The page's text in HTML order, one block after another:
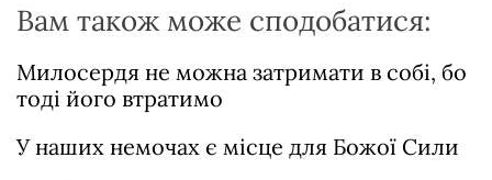
Вам також може сподобатися:
Милосердя не можна затримати в собі, бо
тоді його втратимо
У наших немочах є місце для Божої Сили